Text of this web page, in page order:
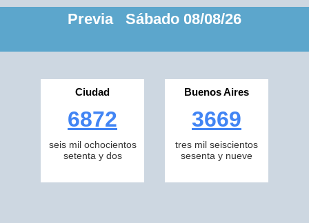
Previa Sábado 08/08/26
Ciudad
6872
seis mil ochocientos
setenta y dos
Buenos Aires
3669
tres mil seiscientos
sesenta y nueve